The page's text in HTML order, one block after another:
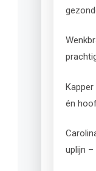
én
uplijn